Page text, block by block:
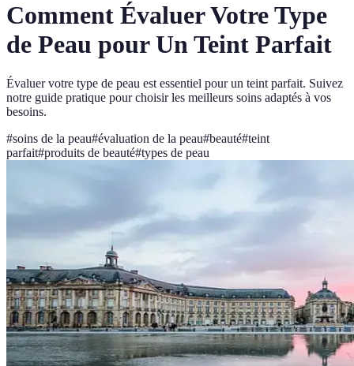
Comment Évaluer Votre Type
de Peau pour Un Teint Parfait
Évaluer votre type de peau est essentiel pour un teint parfait. Suivez
notre guide pratique pour choisir les meilleurs soins adaptés à vos
besoins.
#soins de la peau#évaluation de la peau#beauté#teint
parfait#produits de beauté#types de peau